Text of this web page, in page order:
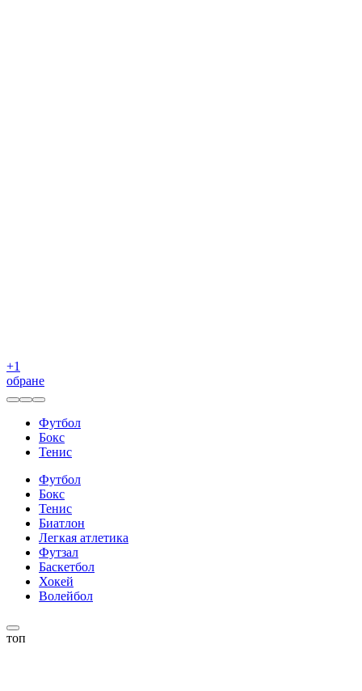
+1
обране
Футбол
Бокс
Тенис
Футбол
Бокс
Тенис
Биатлон
Легкая атлетика
Футзал
Баскетбол
Хокей
Волейбол
топ